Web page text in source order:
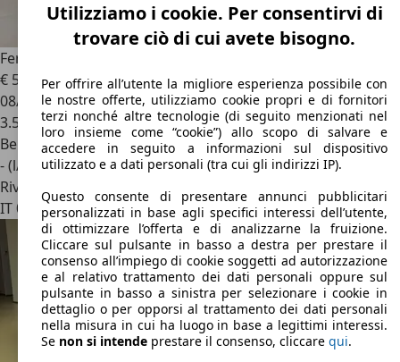
Ferrari 12 Cilindri
€ 565.000
08/2025
3.574 km
Benzina
- (l/100 km)
Rivenditore
IT 00163Roma - Rm
Utilizziamo i cookie. Per consentirvi di
trovare ciò di cui avete bisogno.
Per offrire all’utente la migliore esperienza possibile con
le nostre offerte, utilizziamo cookie propri e di fornitori
terzi nonché altre tecnologie (di seguito menzionati nel
loro insieme come “cookie”) allo scopo di salvare e
accedere in seguito a informazioni sul dispositivo
utilizzato e a dati personali (tra cui gli indirizzi IP).
Questo consente di presentare annunci pubblicitari
personalizzati in base agli specifici interessi dell’utente,
di ottimizzare l’offerta e di analizzarne la fruizione.
Cliccare sul pulsante in basso a destra per prestare il
consenso all’impiego di cookie soggetti ad autorizzazione
e al relativo trattamento dei dati personali oppure sul
pulsante in basso a sinistra per selezionare i cookie in
dettaglio o per opporsi al trattamento dei dati personali
nella misura in cui ha luogo in base a legittimi interessi.
Se non si intende prestare il consenso, cliccare qui.